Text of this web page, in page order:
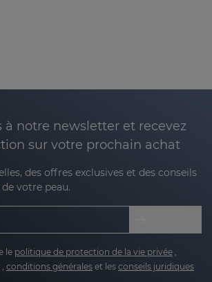
à notre newsletter et recevez
sur votre prochain achat
des offres exclusives et des conseils
votre peau.
le politique de protection de la vie privée
conditions générales et les conseils juridiques